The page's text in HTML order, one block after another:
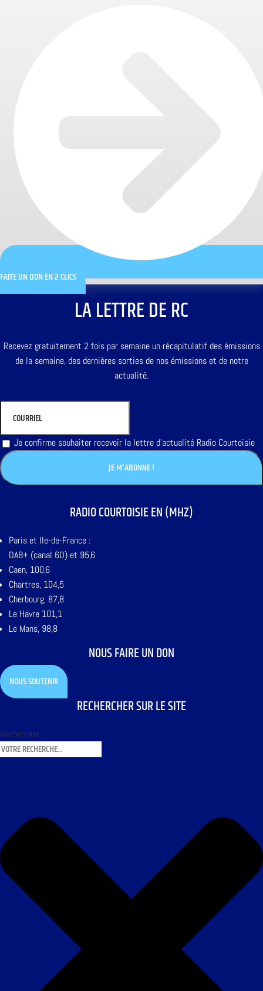
FAITE UN DON EN 2 CLICS
LA LETTRE DE RC
Recevez gratuitement 2 fois par semaine un récapitulatif des émissions
de la semaine, des dernières sorties de nos émissions et de notre
actualité.
Je confirme souhaiter recevoir la lettre d'actualité Radio Courtoisie
RADIO COURTOISIE EN (MHZ)
Paris et Ile-de-France :
DAB+ (canal 6D) et 95,6
Caen, 100,6
Chartres, 104,5
Cherbourg, 87,8
Le Havre 101,1
Le Mans, 98,8
NOUS FAIRE UN DON
NOUS SOUTENIR
RECHERCHER SUR LE SITE
Rechercher